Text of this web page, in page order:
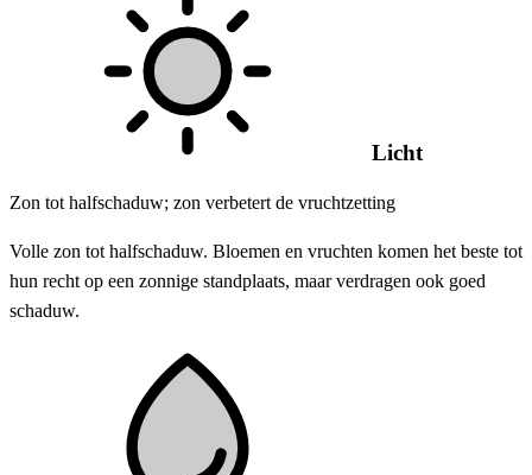
Licht
Zon tot halfschaduw; zon verbetert de vruchtzetting
Volle zon tot halfschaduw. Bloemen en vruchten komen het beste tot
hun recht op een zonnige standplaats, maar verdragen ook goed
schaduw.